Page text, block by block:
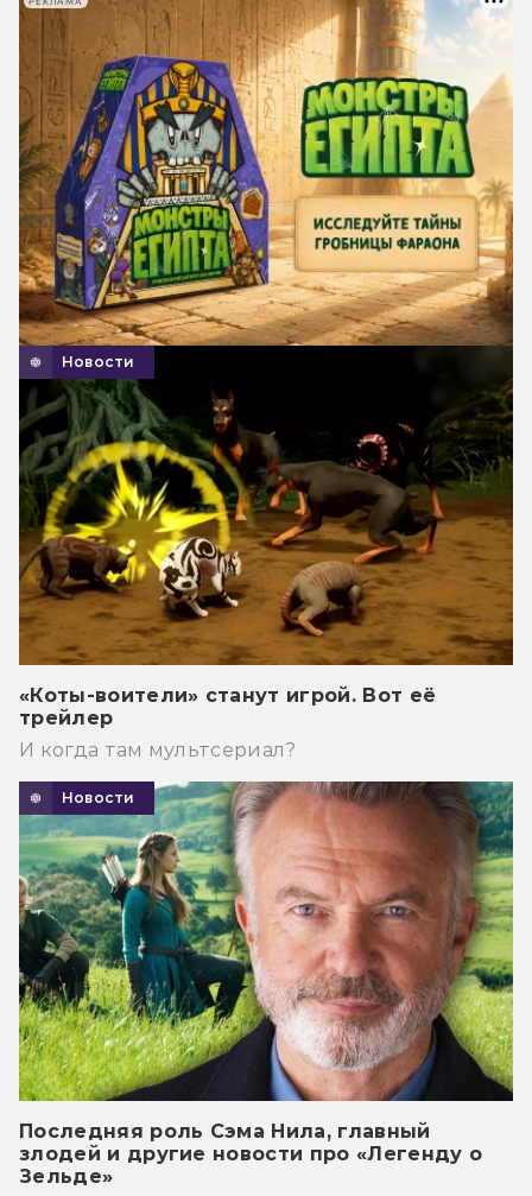
Новости
«Коты-воители» станут игрой. Вот её
трейлер
И когда там мультсериал?
Новости
Последняя роль Сэма Нила, главный
злодей и другие новости про «Легенду о
Зельде»